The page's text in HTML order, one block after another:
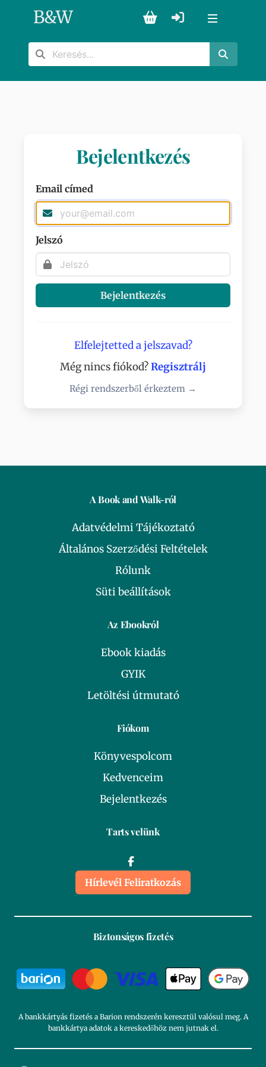
B&W
Bejelentkezés
Email címed
Jelszó
Bejelentkezés
Elfelejtetted a jelszavad?
Még nincs fiókod?Regisztrálj
Régi rendszerből érkeztem →
A Book and Walk-ról
Adatvédelmi Tájékoztató
Általános Szerződési Feltételek
Rólunk
Süti beállítások
Az Ebookról
Ebook kiadás
GYIK
Letöltési útmutató
Fiókom
Könyvespolcom
Kedvenceim
Bejelentkezés
Tarts velünk
Hírlevél Feliratkozás
Biztonságos fizetés
A bankkártyás fizetés a Barion rendszerén keresztül valósul meg. A
bankkártya adatok a kereskedőhöz nem jutnak el.